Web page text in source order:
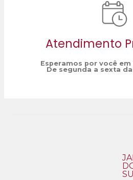
Atendimento
Esperamos por você
De segunda a sexta